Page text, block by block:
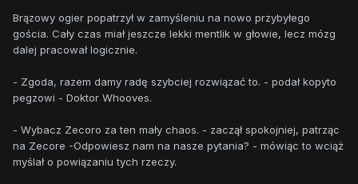
Brązowy ogier popatrzył w zamyśleniu na nowo przybyłego
gościa. Cały czas miał jeszcze lekki mentlik w głowie, lecz mózg
dalej pracował logicznie.
- Zgoda, razem damy radę szybciej rozwiązać to. - podał kopyto
pegzowi - Doktor Whooves.
- Wybacz Zecoro za ten mały chaos. - zaczął spokojniej, patrząc
na Zecore -Odpowiesz nam na nasze pytania? - mówiąc to wciąż
myślał o powiązaniu tych rzeczy.